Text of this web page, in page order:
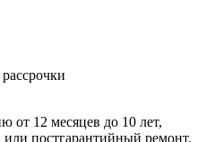
от 12 месяцев до 10 лет,
постгарантийный ремонт.